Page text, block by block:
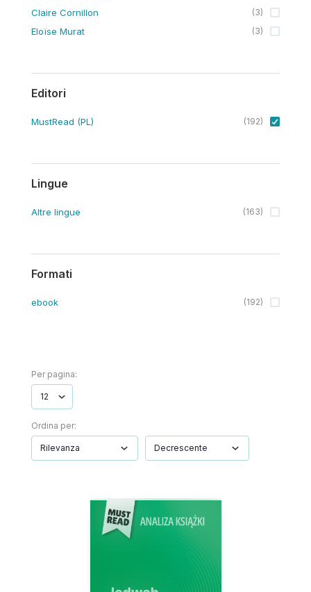
Claire Cornillon (3)
Eloïse Murat (3)
Editori
MustRead (PL) (192)
Lingue
Altre lingue (163)
Formati
ebook (192)
Per pagina:
Ordina per: